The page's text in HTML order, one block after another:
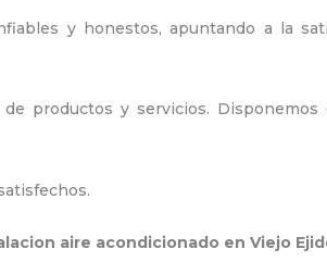
y honestos, apuntando a la
productos y servicios. Disponemos
aire acondicionado en Viejo